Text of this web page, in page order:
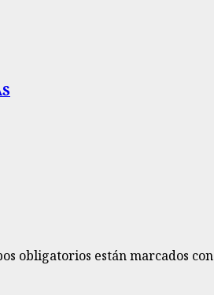
obligatorios están marcados con